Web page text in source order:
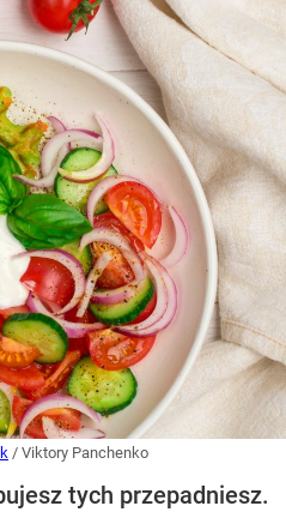
/ Viktory Panchenko
tych przepadniesz.